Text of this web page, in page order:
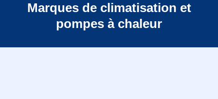
Marques de climatisation et
pompes à chaleur